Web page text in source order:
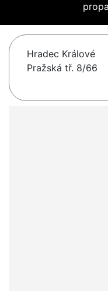
Hradec Králové
Pražská tř. 8/66